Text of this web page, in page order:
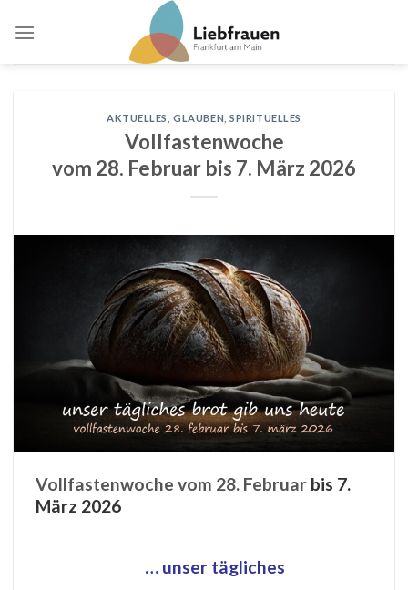
AKTUELLES ,GLAUBEN ,SPIRITUELLES
Vollfastenwoche
vom 28. Februar bis 7. März 2026
Vollfastenwoche vom 28. Februar bis 7.
März 2026
… unser tägliches